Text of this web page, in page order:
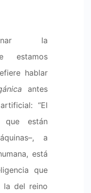
la
estamos
hablar
antes
“El
que están
a
está
que
la del reino